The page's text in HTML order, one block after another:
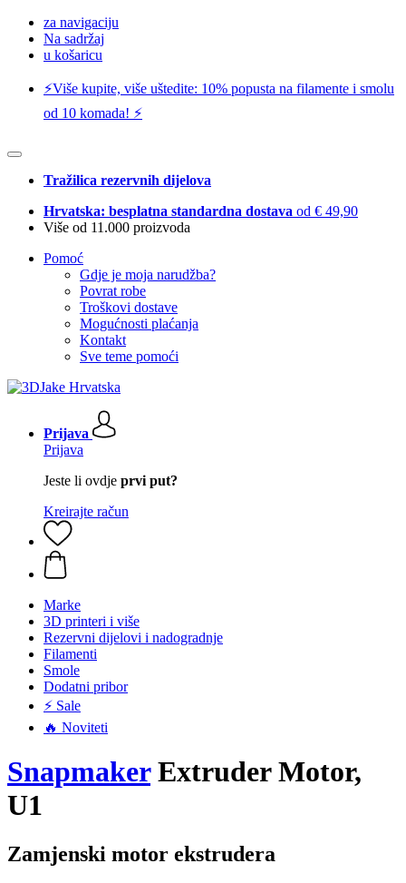
za navigaciju
Na sadržaj
u košaricu
⚡️Više kupite, više uštedite: 10% popusta na filamente i smolu
od 10 komada! ⚡️
Tražilica rezervnih dijelova
Hrvatska: besplatna standardna dostava od € 49,90
Više od 11.000 proizvoda
Pomoć
Gdje je moja narudžba?
Povrat robe
Troškovi dostave
Mogućnosti plaćanja
Kontakt
Sve teme pomoći
Prijava
Prijava
Jeste li ovdje prvi put?
Kreirajte račun
Marke
3D printeri i više
Rezervni dijelovi i nadogradnje
Filamenti
Smole
Dodatni pribor
⚡ Sale
🔥 Noviteti
SnapmakerExtruder Motor,
U1
Zamjenski motor ekstrudera